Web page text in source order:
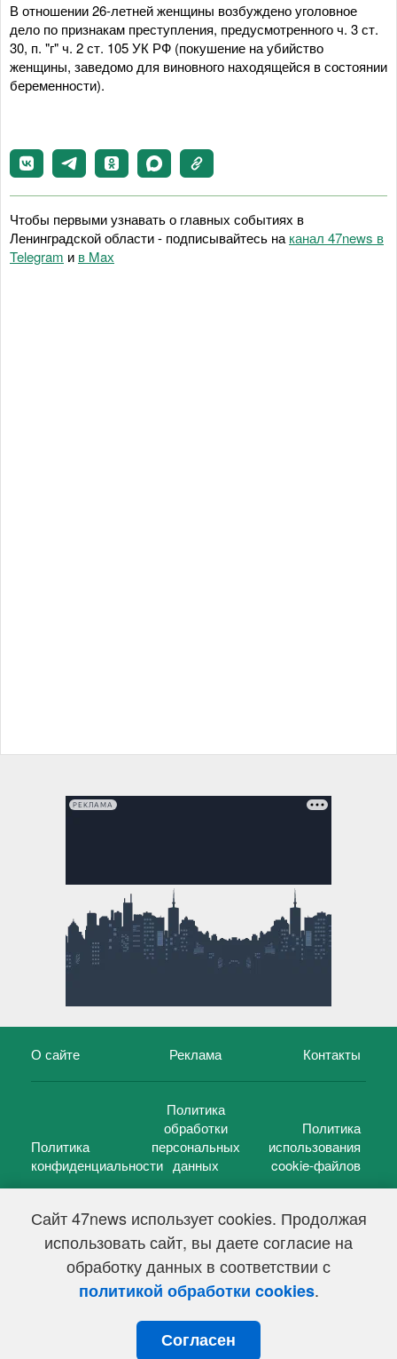
Сайт 47news использует cookies. Продолжая
использовать сайт, вы даете согласие на
обработку данных в соответствии с
политикой обработки cookies.
Согласен
В отношении 26-летней женщины возбуждено уголовное
дело по признакам преступления, предусмотренного ч. 3 ст.
30, п. "г" ч. 2 ст. 105 УК РФ (покушение на убийство
женщины, заведомо для виновного находящейся в состоянии
беременности).
Чтобы первыми узнавать о главных событиях в
Ленинградской области - подписывайтесь на канал 47news в
Telegram и в Maх
РЕКЛАМА
О сайте Реклама Контакты
Политика
конфиденциальности
Политика
обработки
персональных
данных
Политика
использования
cookie-файлов
47 новостей (47 news)2005 — 2026 г.
Свидетельство о регистрации СМИ Эл № ФС 77-39848, выдано
Федеральной службой по надзору в сфере связи,
информационных технологий и массовых коммуникаций